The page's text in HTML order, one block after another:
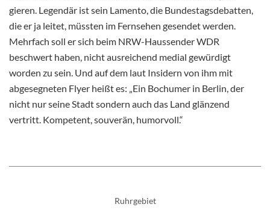
gieren. Legendär ist sein Lamento, die Bundestagsdebatten,
die er ja leitet, müssten im Fernsehen gesendet werden.
Mehrfach soll er sich beim NRW-Haussender WDR
beschwert haben, nicht ausreichend medial gewürdigt
worden zu sein. Und auf dem laut Insidern von ihm mit
abgesegneten Flyer heißt es: „Ein Bochumer in Berlin, der
nicht nur seine Stadt sondern auch das Land glänzend
vertritt. Kompetent, souverän, humorvoll.“
Ruhrgebiet